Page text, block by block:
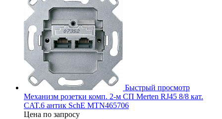
Быстрый просмотр
Механизм розетки комп. 2-м СП Merten RJ45 8/8 кат.
CAT.6 антик SchE MTN465706
Цена по запросу